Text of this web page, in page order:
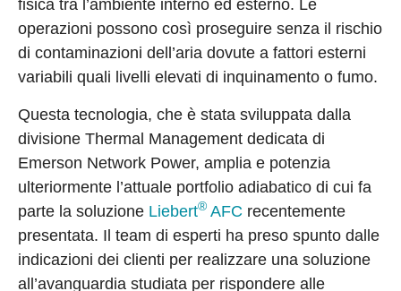
fisica tra l’ambiente interno ed esterno. Le
operazioni possono così proseguire senza il rischio
di contaminazioni dell’aria dovute a fattori esterni
variabili quali livelli elevati di inquinamento o fumo.
Questa tecnologia, che è stata sviluppata dalla
divisione Thermal Management dedicata di
Emerson Network Power, amplia e potenzia
ulteriormente l’attuale portfolio adiabatico di cui fa
parte la soluzione Liebert® AFC recentemente
presentata. Il team di esperti ha preso spunto dalle
indicazioni dei clienti per realizzare una soluzione
all’avanguardia studiata per rispondere alle